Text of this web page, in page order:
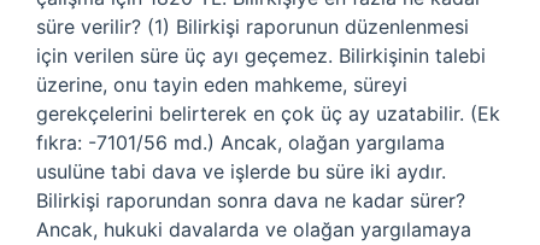
süre verilir? (1) Bilirkişi raporunun düzenlenmesi
için verilen süre üç ayı geçemez. Bilirkişinin talebi
üzerine, onu tayin eden mahkeme, süreyi
gerekçelerini belirterek en çok üç ay uzatabilir. (Ek
fıkra: -7101/56 md.) Ancak, olağan yargılama
usulüne tabi dava ve işlerde bu süre iki aydır.
Bilirkişi raporundan sonra dava ne kadar sürer?
Ancak, hukuki davalarda ve olağan yargılamaya